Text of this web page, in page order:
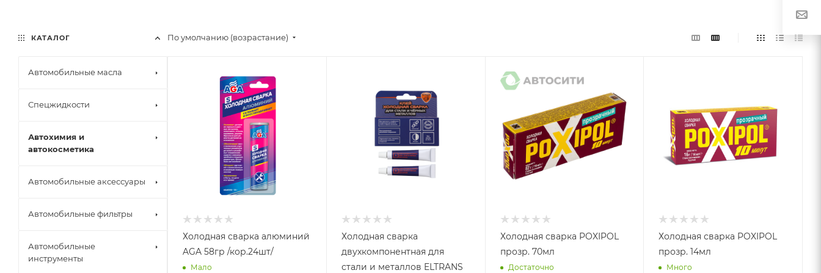
По умолчанию (возрастание)
Холодная сварка алюминий
AGA 58гр /кор.24шт/
Мало
Холодная сварка
двухкомпонентная для
стали и металлов ELTRANS
Холодная сварка POXIPOL
прозр. 70мл
Достаточно
Холодная сварка POXIPOL
прозр. 14мл
Много
КАТАЛОГ
Автомобильные масла
Спецжидкости
Автохимия и
автокосметика
Автомобильные аксессуары
Автомобильные фильтры
Автомобильные
инструменты